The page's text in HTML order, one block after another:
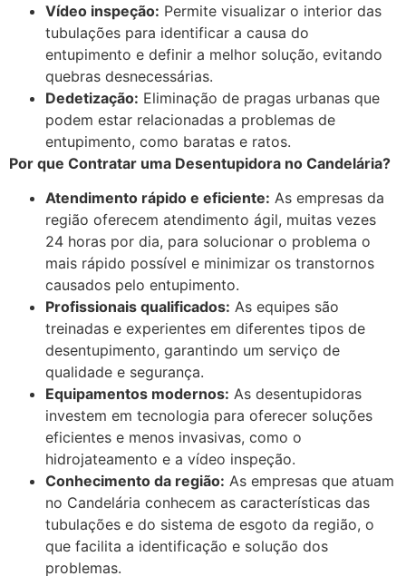
Vídeo inspeção: Permite visualizar o interior das
tubulações para identificar a causa do
entupimento e definir a melhor solução, evitando
quebras desnecessárias.
Dedetização: Eliminação de pragas urbanas que
podem estar relacionadas a problemas de
entupimento, como baratas e ratos.
Por que Contratar uma Desentupidora no Candelária?
Atendimento rápido e eficiente: As empresas da
região oferecem atendimento ágil, muitas vezes
24 horas por dia, para solucionar o problema o
mais rápido possível e minimizar os transtornos
causados pelo entupimento.
Profissionais qualificados: As equipes são
treinadas e experientes em diferentes tipos de
desentupimento, garantindo um serviço de
qualidade e segurança.
Equipamentos modernos: As desentupidoras
investem em tecnologia para oferecer soluções
eficientes e menos invasivas, como o
hidrojateamento e a vídeo inspeção.
Conhecimento da região: As empresas que atuam
no Candelária conhecem as características das
tubulações e do sistema de esgoto da região, o
que facilita a identificação e solução dos
problemas.